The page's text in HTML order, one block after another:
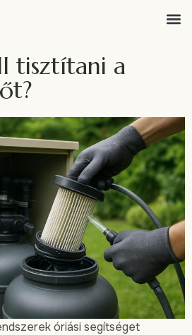
tisztítani a
óriási segítséget